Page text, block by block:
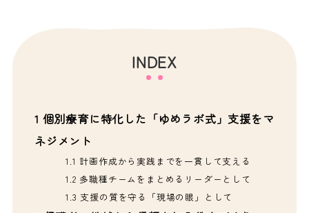
INDEX
1 個別療育に特化した「ゆめラボ式」支援をマ
ネジメント
1.1 計画作成から実践までを一貫して支える
1.2 多職種チームをまとめるリーダーとして
1.3 支援の質を守る「現場の眼」として